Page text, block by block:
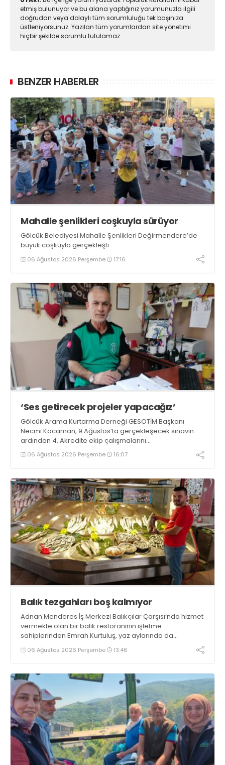
etmiş bulunuyor ve bu alana yaptığınız yorumunuzla ilgili
doğrudan veya dolaylı tüm sorumluluğu tek başınıza
üstleniyorsunuz. Yazılan tüm yorumlardan site yönetimi
hiçbir şekilde sorumlu tutulamaz.
BENZER HABERLER
Mahalle şenlikleri coşkuyla sürüyor
Gölcük Belediyesi Mahalle Şenlikleri Değirmendere’de
büyük coşkuyla gerçekleşti
06 Ağustos 2026 Perşembe 17:16
‘Ses getirecek projeler yapacağız’
Gölcük Arama Kurtarma Derneği GESOTİM Başkanı
Necmi Kocaman, 9 Ağustos’ta gerçekleşecek sınavın
ardından 4. Akredite ekip çalışmalarını
tamamlayacaklarını ifade ederek açıklamalarda
bulundu. Kocaman, “Gölcük’te ve Kocaeli genelinde ses
06 Ağustos 2026 Perşembe 16:07
Balık tezgahları boş kalmıyor
Adnan Menderes İş Merkezi Balıkçılar Çarşısı’nda hizmet
vermekte olan bir balık restoranının işletme
sahiplerinden Emrah Kurtuluş, yaz aylarında da
tezgahlarda taze balık bulunduğunu ifade ederek “Yıl
boyunca tezgahlarda taze balık bulmak mümkün
06 Ağustos 2026 Perşembe 13:46